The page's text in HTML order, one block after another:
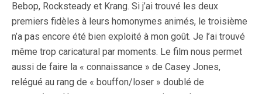
Bebop, Rocksteady et Krang. Si j’ai trouvé les deux
premiers fidèles à leurs homonymes animés, le troisième
n’a pas encore été bien exploité à mon goût. Je l’ai trouvé
même trop caricatural par moments. Le film nous permet
aussi de faire la « connaissance » de Casey Jones,
relégué au rang de « bouffon/loser » doublé de